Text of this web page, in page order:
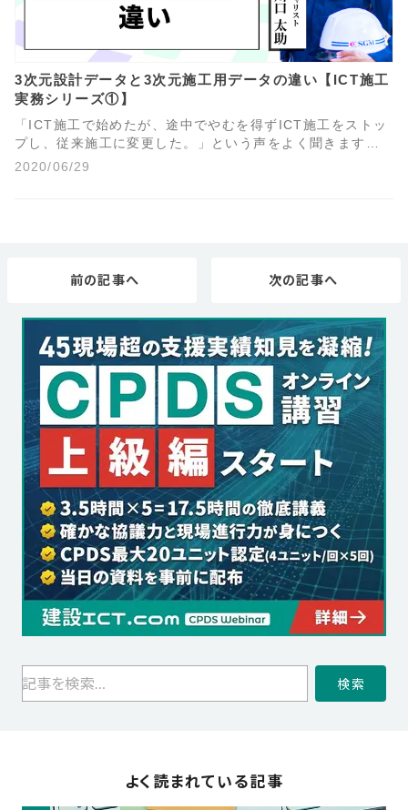
3次元設計データと3次元施工用データの違い【ICT施工
実務シリーズ①】
「ICT施工で始めたが、途中でやむを得ずICT施工をストッ
プし、従来施工に変更した。」という声をよく聞きます。
これはなぜでしょうか？大きな要因として、3次元データの
2020/06/29
前の記事へ 次の記事へ
検索
よく読まれている記事